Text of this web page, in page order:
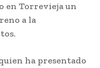
en Torrevieja un
a la
ha presentado